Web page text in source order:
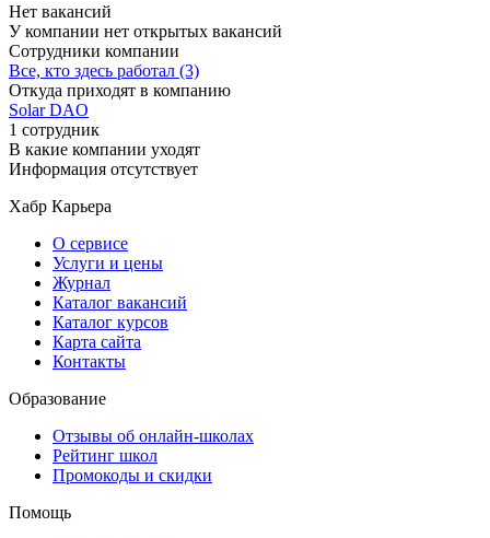
Нет вакансий
У компании нет открытых вакансий
Сотрудники компании
Все, кто здесь работал (3)
Откуда приходят в компанию
Solar DAO
1 сотрудник
В какие компании уходят
Информация отсутствует
Хабр Карьера
О сервисе
Услуги и цены
Журнал
Каталог вакансий
Каталог курсов
Карта сайта
Контакты
Образование
Отзывы об онлайн-школах
Рейтинг школ
Промокоды и скидки
Помощь